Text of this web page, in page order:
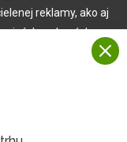
reklamy, ako aj
iných webových
niekoľko kategórií